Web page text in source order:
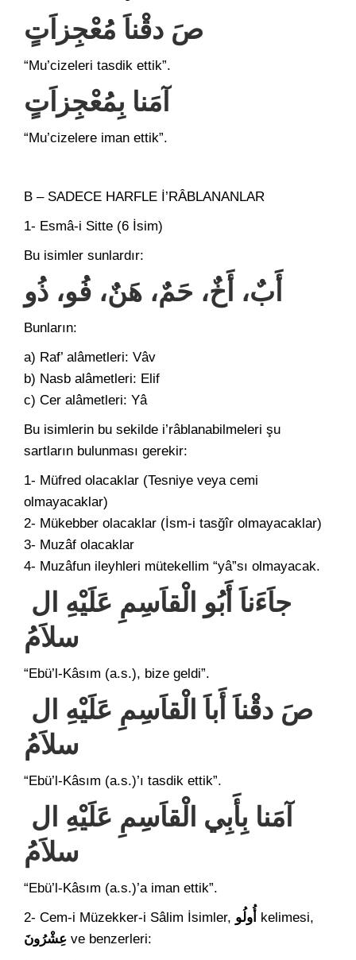
صَ دقْناَ مُعْجِزاَتٍ
“Mu’cizeleri tasdik ettik”.
آمَنا بِمُعْجِزاَتٍ
“Mu’cizelere iman ettik”.
B – SADECE HARFLE İ’RÂBLANANLAR
1- Esmâ-i Sitte (6 İsim)
Bu isimler sunlardır:
أَبٌ، أَخٌ، حَمٌ، هَنٌ، فُو، ذُو
Bunların:
a) Raf’ alâmetleri: Vâv
b) Nasb alâmetleri: Elif
c) Cer alâmetleri: Yâ
Bu isimlerin bu sekilde i’râblanabilmeleri şu
sartların bulunması gerekir:
1- Müfred olacaklar (Tesniye veya cemi
olmayacaklar)
2- Mükebber olacaklar (İsm-i tasğîr olmayacaklar)
3- Muzâf olacaklar
4- Muzâfun ileyhleri mütekellim “yâ”sı olmayacak.
جاَءَناَ أَبُو الْقاَسِمِ عَلَيْهِ ال
سلاَمُ
“Ebü’l-Kâsım (a.s.), bize geldi”.
صَ دقْناَ أَباَ الْقاَسِمِ عَلَيْهِ ال
سلاَمُ
“Ebü’l-Kâsım (a.s.)’ı tasdik ettik”.
آمَنا بِأَبِي الْقاَسِمِ عَلَيْهِ ال
سلاَمُ
“Ebü’l-Kâsım (a.s.)’a iman ettik”.
2- Cem-i Müzekker-i Sâlim İsimler, أُولُو kelimesi,
عِشْرُونَ ve benzerleri: